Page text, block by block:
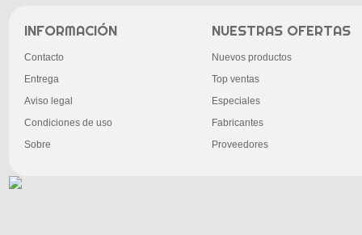
INFORMACIÓN
Contacto
Entrega
Aviso legal
Condiciones de uso
Sobre
NUESTRAS OFERTAS
Nuevos productos
Top ventas
Especiales
Fabricantes
Proveedores